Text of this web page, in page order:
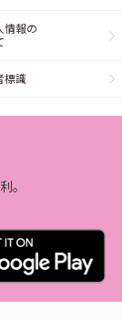
情報の
標識
。